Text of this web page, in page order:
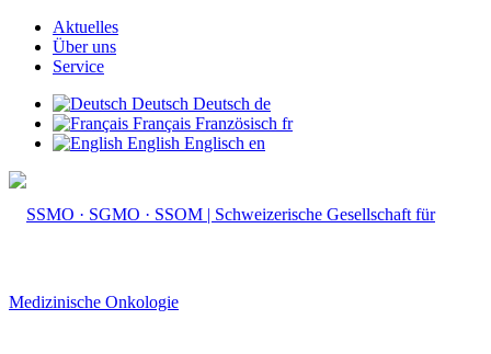
Aktuelles
Über uns
Service
Deutsch Deutsch de
Français Französisch fr
English Englisch en